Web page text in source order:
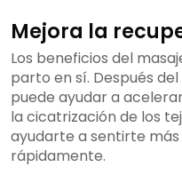
Mejora la
Los beneficios del
parto en sí. Después
puede ayudar a
la cicatrización de los
ayudarte a sentirte
rápidamente.